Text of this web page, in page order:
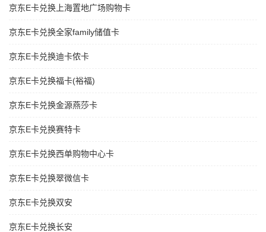
京东E卡兑换上海置地广场购物卡
京东E卡兑换全家family储值卡
京东E卡兑换迪卡侬卡
京东E卡兑换福卡(裕福)
京东E卡兑换金源燕莎卡
京东E卡兑换赛特卡
京东E卡兑换西单购物中心卡
京东E卡兑换翠微信卡
京东E卡兑换双安
京东E卡兑换长安